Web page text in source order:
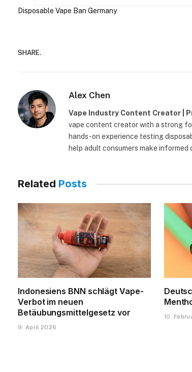
Disposable Vape Ban Germany
SHARE.
Alex Chen
Vape Industry Content Creator |
vape content creator with a strong
hands-on experience testing
help adult consumers make informed
Related Posts
Indonesiens BNN schlägt Vape-
Verbot im neuen
Betäubungsmittelgesetz vor
9. April 2026
10.